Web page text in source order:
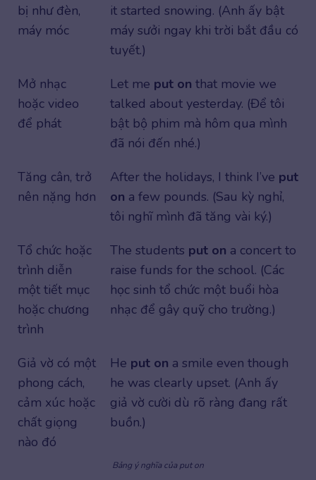
bị như đèn,
máy móc
it started snowing. (Anh ấy bật
máy sưởi ngay khi trời bắt đầu có
tuyết.)
Mở nhạc
hoặc video
để phát
Let me put on that movie we
talked about yesterday. (Để tôi
bật bộ phim mà hôm qua mình
đã nói đến nhé.)
Tăng cân, trở
nên nặng hơn
After the holidays, I think I’ve put
on a few pounds. (Sau kỳ nghỉ,
tôi nghĩ mình đã tăng vài ký.)
Tổ chức hoặc
trình diễn
một tiết mục
hoặc chương
trình
The students put on a concert to
raise funds for the school. (Các
học sinh tổ chức một buổi hòa
nhạc để gây quỹ cho trường.)
Giả vờ có một
phong cách,
cảm xúc hoặc
chất giọng
nào đó
He put on a smile even though
he was clearly upset. (Anh ấy
giả vờ cười dù rõ ràng đang rất
buồn.)
Bảng ý nghĩa của put on